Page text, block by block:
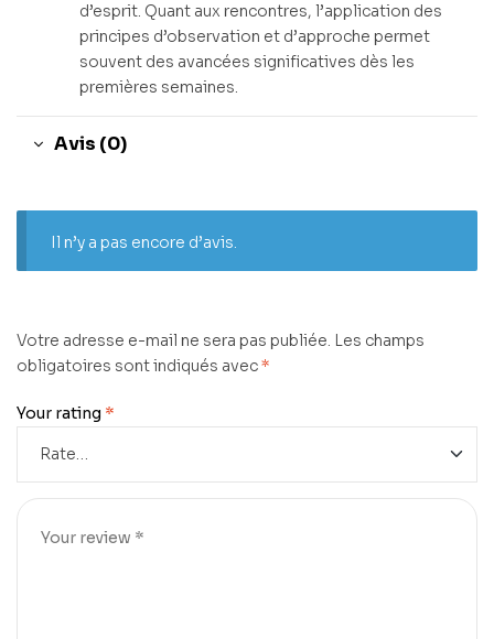
d’esprit. Quant aux rencontres, l’application des
principes d’observation et d’approche permet
souvent des avancées significatives dès les
premières semaines.
Avis (0)
Il n’y a pas encore d’avis.
Votre adresse e-mail ne sera pas publiée. Les champs
obligatoires sont indiqués avec*
Your rating *